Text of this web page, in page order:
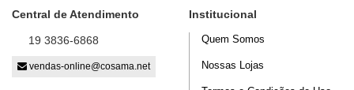
Central de Atendimento
19 3836-6868
vendas-online@cosama.net
Institucional
Quem Somos
Nossas Lojas